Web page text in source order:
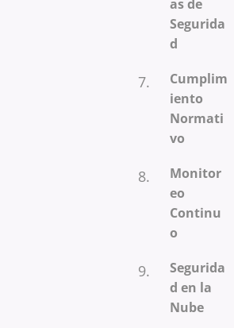
as de
Segurida
d
Cumplim
iento
Normati
vo
Monitor
eo
Continu
o
Segurida
d en la
Nube